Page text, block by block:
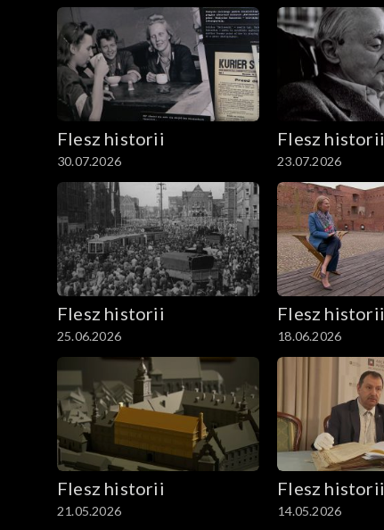
Odcinki
Flesz historii
30.07.2026
Flesz historii
23.07.2026
Flesz historii
25.06.2026
Flesz historii
18.06.2026
Flesz historii
21.05.2026
Flesz historii
14.05.2026